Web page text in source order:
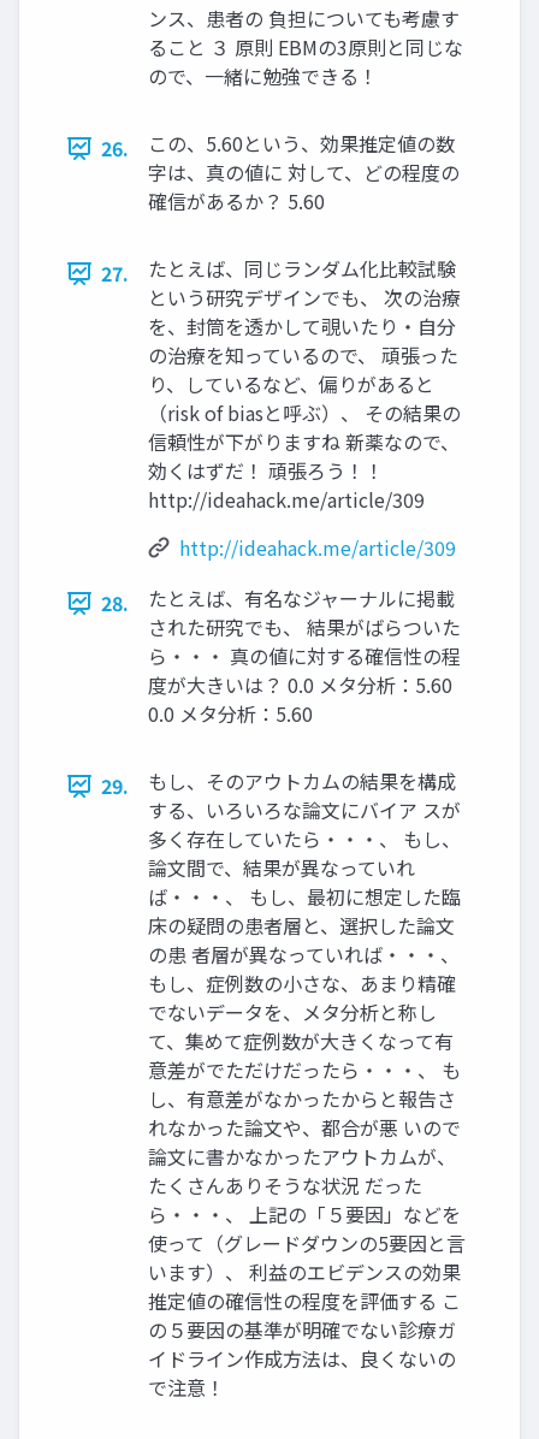
ンス、患者の 負担についても考慮す
ること ３ 原則 EBMの3原則と同じな
ので、一緒に勉強できる！
26.
この、5.60という、効果推定値の数
字は、真の値に 対して、どの程度の
確信があるか？ 5.60
27.
たとえば、同じランダム化比較試験
という研究デザインでも、 次の治療
を、封筒を透かして覗いたり・自分
の治療を知っているので、 頑張った
り、しているなど、偏りがあると
（risk of biasと呼ぶ）、 その結果の
信頼性が下がりますね 新薬なので、
効くはずだ！ 頑張ろう！！
http://ideahack.me/article/309
http://ideahack.me/article/309
28.
たとえば、有名なジャーナルに掲載
された研究でも、 結果がばらついた
ら・・・ 真の値に対する確信性の程
度が大きいは？ 0.0 メタ分析：5.60
0.0 メタ分析：5.60
29.
もし、そのアウトカムの結果を構成
する、いろいろな論文にバイア スが
多く存在していたら・・・、 もし、
論文間で、結果が異なっていれ
ば・・・、 もし、最初に想定した臨
床の疑問の患者層と、選択した論文
の患 者層が異なっていれば・・・、
もし、症例数の小さな、あまり精確
でないデータを、メタ分析と称し
て、集めて症例数が大きくなって有
意差がでただけだったら・・・、 も
し、有意差がなかったからと報告さ
れなかった論文や、都合が悪 いので
論文に書かなかったアウトカムが、
たくさんありそうな状況 だった
ら・・・、 上記の「５要因」などを
使って（グレードダウンの5要因と言
います）、 利益のエビデンスの効果
推定値の確信性の程度を評価する こ
の５要因の基準が明確でない診療ガ
イドライン作成方法は、良くないの
で注意！